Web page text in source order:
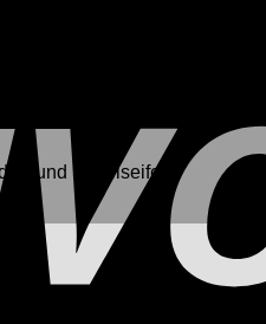
und Sattelseife.